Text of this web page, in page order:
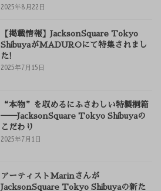
2025年8月22日
【掲載情報】JacksonSquare Tokyo
ShibuyaがMADUROにて特集されまし
た!
2025年7月15日
“本物”を収めるにふさわしい特製桐箱
──JacksonSquare Tokyo Shibuyaの
こだわり
2025年7月1日
アーティストMarinさんが
JacksonSquare Tokyo Shibuyaの新た